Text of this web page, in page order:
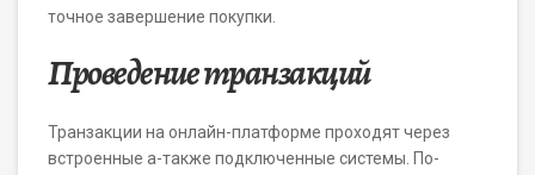
точное завершение покупки.
Проведение транзакций
Транзакции на онлайн-платформе проходят через
встроенные а-также подключенные системы. По-